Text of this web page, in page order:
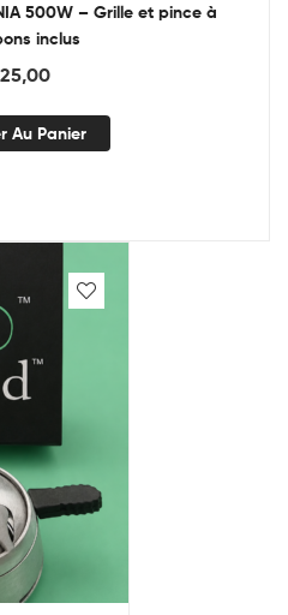
500W – Grille et pince à
inclus
25,00
Au Panier